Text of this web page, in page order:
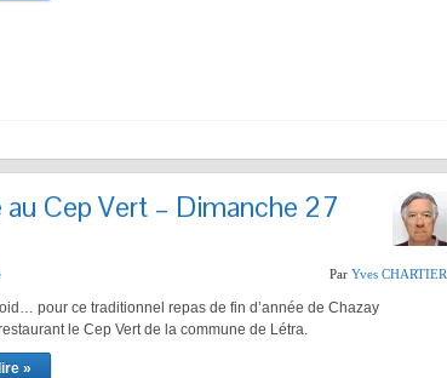
au Cep Vert – Dimanche 27
Par Yves CHARTIER
pour ce traditionnel repas de fin d’année de Chazay
le Cep Vert de la commune de Létra.
»